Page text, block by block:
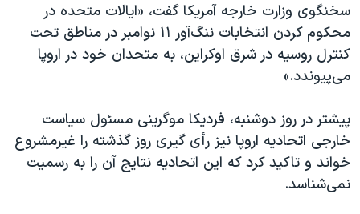
سخنگوی وزارت خارجه آمریکا گفت، «ایالات متحده در
محکوم کردن انتخابات ننگ‌آور ۱۱ نوامبر در مناطق تحت
کنترل روسیه در شرق اوکراین، به متحدان خود در اروپا
می‌پیوندد.»
پیشتر در روز دوشنبه، فردیکا موگرینی مسئول سیاست
خارجی اتحادیه اروپا نیز رأی گیری روز گذشته را غیرمشروع
خواند و تاکید کرد که این اتحادیه نتایج آن را به رسمیت
نمی‌شناسد.